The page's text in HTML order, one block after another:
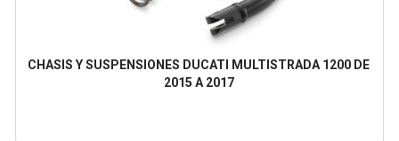
CHASIS Y SUSPENSIONES DUCATI MULTISTRADA 1200 DE
2015 A 2017